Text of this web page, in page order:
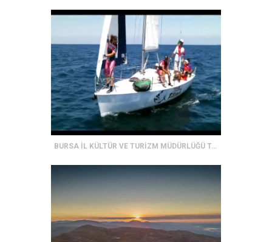
BURSA İL KÜLTÜR VE TURİZM MÜDÜRLÜĞÜ TANITIM FİLMİ